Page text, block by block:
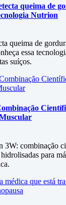
queima de
Nutrion
queima de
essa
suíços.
3W: combinação
para